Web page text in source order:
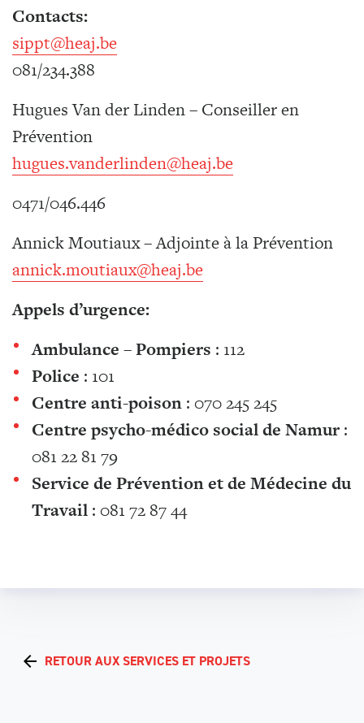
Contacts:
sippt@heaj.be
081/234.388
Hugues Van der Linden – Conseiller en
Prévention
hugues.vanderlinden@heaj.be
0471/046.446
Annick Moutiaux – Adjointe à la Prévention
annick.moutiaux@heaj.be
Appels d’urgence:
Ambulance –Pompiers : 112
Police : 101
Centre anti-poison : 070 245 245
Centre psycho-médico social de Namur :
081 22 81 79
Service de Prévention et de Médecine du
Travail : 081 72 87 44
RETOUR AUX SERVICES ET PROJETS